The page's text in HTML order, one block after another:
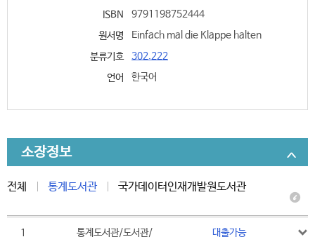
ISBN
9791198752444
원서명
Einfach mal die Klappe halten
분류기호
302.222
언어
한국어
소장정보
전체 통계도서관 국가데이터인재개발원도서관
1 통계도서관/도서관/ 대출가능